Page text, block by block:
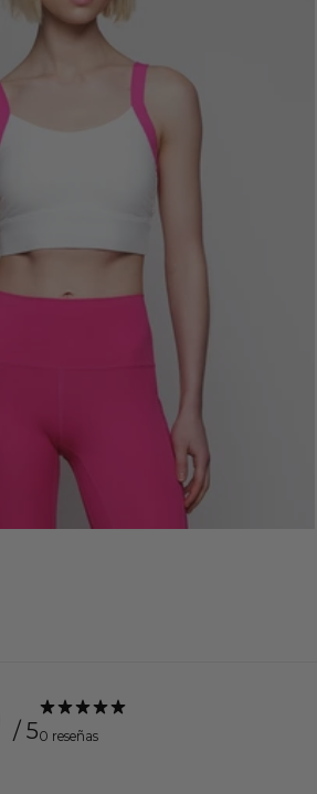
COMPRAR AHORA
/ 50 reseñas